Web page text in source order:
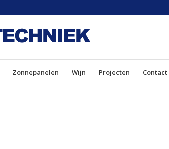
Zonnepanelen Wijn Projecten Contact